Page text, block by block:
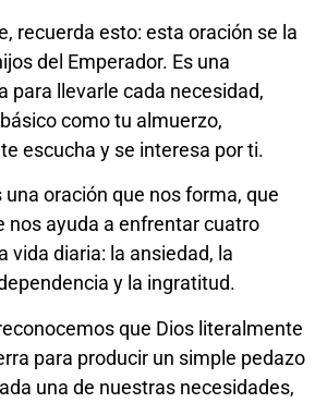
recuerda esto: esta oración se la
del Emperador. Es una
para llevarle cada necesidad,
como tu almuerzo,
escucha y se interesa por ti.
oración que nos forma, que
nos ayuda a enfrentar cuatro
vida diaria: la ansiedad, la
y la ingratitud.
que Dios literalmente
para producir un simple pedazo
una de nuestras necesidades,